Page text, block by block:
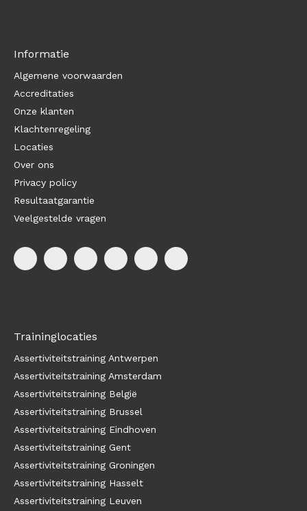
Informatie
Algemene voorwaarden
Accreditaties
Onze klanten
Klachtenregeling
Locaties
Over ons
Privacy policy
Resultaatgarantie
Veelgestelde vragen
Traininglocaties
Assertiviteitstraining Antwerpen
Assertiviteitstraining Amsterdam
Assertiviteitstraining België
Assertiviteitstraining Brussel
Assertiviteitstraining Eindhoven
Assertiviteitstraining Gent
Assertiviteitstraining Groningen
Assertiviteitstraining Hasselt
Assertiviteitstraining Leuven